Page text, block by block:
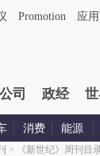
Promotion 应
公司 政经
消费 能源
> 《新世纪》周刊目